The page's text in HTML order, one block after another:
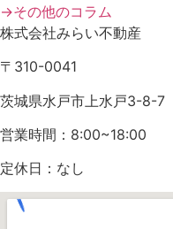
→その他のコラム
株式会社みらい不動産
〒310-0041
茨城県水戸市上水戸3-8-7
営業時間：8:00~18:00
定休日：なし